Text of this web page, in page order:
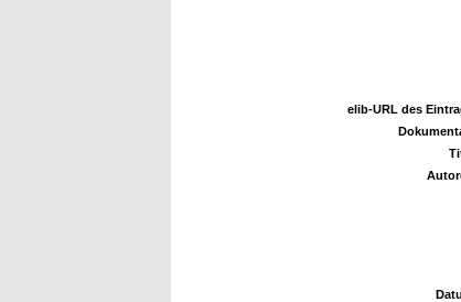
elib-URL des